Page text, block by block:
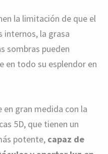
la limitación de que el
internos, la grasa
sombras pueden
en todo su esplendor en
en gran medida con la
5D, que tienen un
potente, capaz de